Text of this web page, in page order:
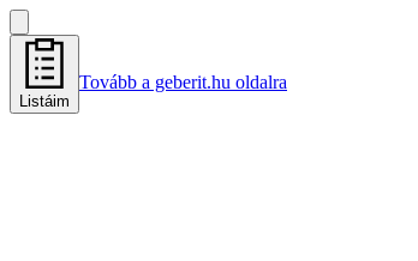
Listáim
Tovább a geberit.hu oldalra